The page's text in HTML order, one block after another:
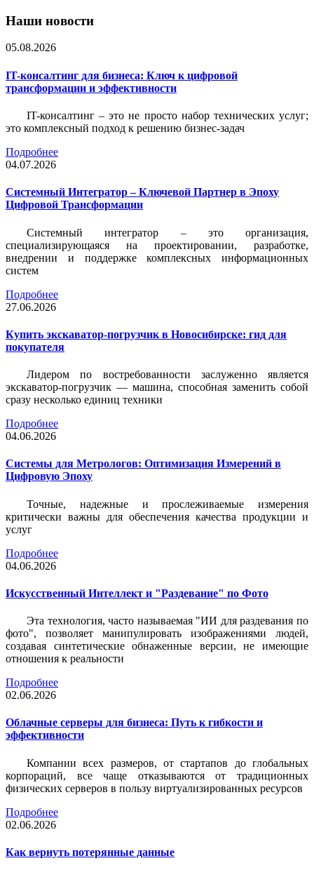
Наши новости
05.08.2026
IT-консалтинг для бизнеса: Ключ к цифровой
трансформации и эффективности
IT-консалтинг – это не просто набор технических услуг;
это комплексный подход к решению бизнес-задач
Подробнее
04.07.2026
Системный Интегратор – Ключевой Партнер в Эпоху
Цифровой Трансформации
Системный интегратор – это организация,
специализирующаяся на проектировании, разработке,
внедрении и поддержке комплексных информационных
систем
Подробнее
27.06.2026
Купить экскаватор-погрузчик в Новосибирске: гид для
покупателя
Лидером по востребованности заслуженно является
экскаватор-погрузчик — машина, способная заменить собой
сразу несколько единиц техники
Подробнее
04.06.2026
Системы для Метрологов: Оптимизация Измерений в
Цифровую Эпоху
Точные, надежные и прослеживаемые измерения
критически важны для обеспечения качества продукции и
услуг
Подробнее
04.06.2026
Искусственный Интеллект и "Раздевание" по Фото
Эта технология, часто называемая "ИИ для раздевания по
фото", позволяет манипулировать изображениями людей,
создавая синтетические обнаженные версии, не имеющие
отношения к реальности
Подробнее
02.06.2026
Облачные серверы для бизнеса: Путь к гибкости и
эффективности
Компании всех размеров, от стартапов до глобальных
корпораций, все чаще отказываются от традиционных
физических серверов в пользу виртуализированных ресурсов
Подробнее
02.06.2026
Как вернуть потерянные данные